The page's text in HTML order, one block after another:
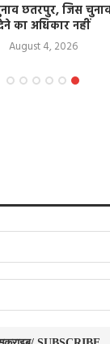
छतरपुर, जिस
का अधिकार नहीं
August 4, 2026